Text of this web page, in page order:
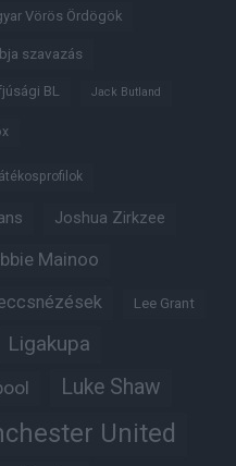
Vörös Ördögök
szavazás
BL Jack Butland
Joshua Zirkzee
Mainoo
Lee Grant
Ligakupa
Luke Shaw
United